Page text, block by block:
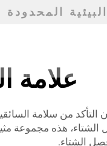
المحدودة
علامة
من سلامة
هذه مجموعة
الشتاء.